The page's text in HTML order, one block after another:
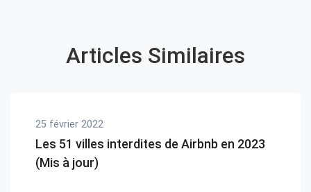
Articles Similaires
25 février 2022
Les 51 villes interdites de Airbnb en 2023
(Mis à jour)